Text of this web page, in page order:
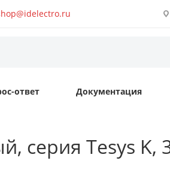
ответ Документация
серия Tesys K,